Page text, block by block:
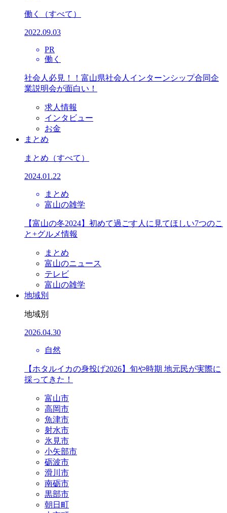
働く （すべて）
2022.09.03
PR
働く
社会人必見！！富山県社会人インターンシップ合同企
業説明会が面白い！
求人情報
インタビュー
お金
まとめ
まとめ （すべて）
2024.01.22
まとめ
富山の雑学
【富山の冬2024】初めて過ごす人に見てほしい7つのこ
と+グルメ情報
まとめ
富山のニュース
テレビ
富山の雑学
地域別
地域別
2026.04.30
自然
【ホタルイカの身投げ2026】旬や時期 地元民が実際に
採ってきた！
富山市
高岡市
魚津市
射水市
氷見市
小矢部市
砺波市
滑川市
南砺市
黒部市
朝日町